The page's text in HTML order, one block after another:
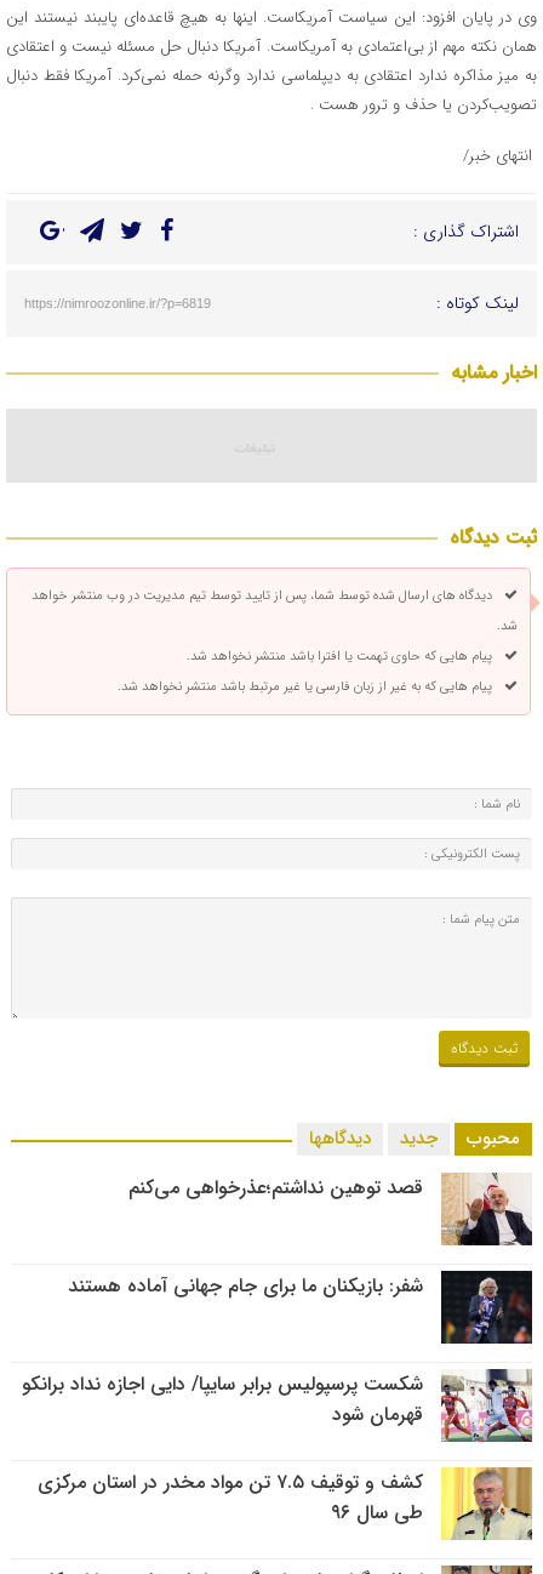
وی در پایان افزود: این سیاست آمریکاست. اینها به هیچ قاعده‌ای پایبند نیستند این
همان نکته مهم از بی‌اعتمادی به آمریکاست. آمریکا دنبال حل مسئله نیست و اعتقادی
به میز مذاکره ندارد اعتقادی به دیپلماسی ندارد وگرنه حمله نمی‌کرد. آمریکا فقط دنبال
تصویب‌کردن یا حذف و ترور هست .
انتهای خبر/
اشتراک گذاری :
لینک کوتاه : https://nimroozonline.ir/?p=6819
اخبار مشابه
ثبت دیدگاه
دیدگاه های ارسال شده توسط شما، پس از تایید توسط تیم مدیریت در وب منتشر خواهد
شد.
پیام هایی که حاوی تهمت یا افترا باشد منتشر نخواهد شد.
پیام هایی که به غیر از زبان فارسی یا غیر مرتبط باشد منتشر نخواهد شد.
محبوب جدید دیدگاهها
قصد توهین نداشتم؛عذرخواهی می‌کنم
شفر: بازیکنان ما برای جام جهانی آماده هستند
شکست پرسپولیس برابر سایپا/ دایی اجازه نداد برانکو
قهرمان شود
کشف و توقیف ۷.۵ تن مواد مخدر در استان مرکزی
طی سال ۹۶